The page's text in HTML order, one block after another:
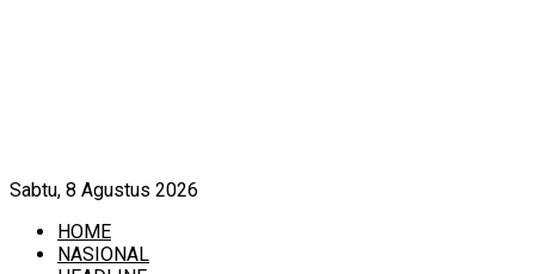
Sabtu, 8 Agustus 2026
HOME
NASIONAL